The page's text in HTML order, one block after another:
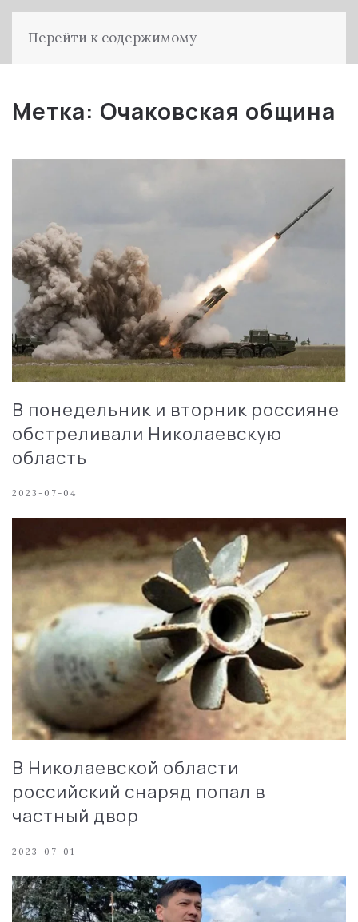
Перейти к содержимому
Метка: Очаковская община
В понедельник и вторник россияне
обстреливали Николаевскую
область
2023-07-04
В Николаевской области
российский снаряд попал в
частный двор
2023-07-01